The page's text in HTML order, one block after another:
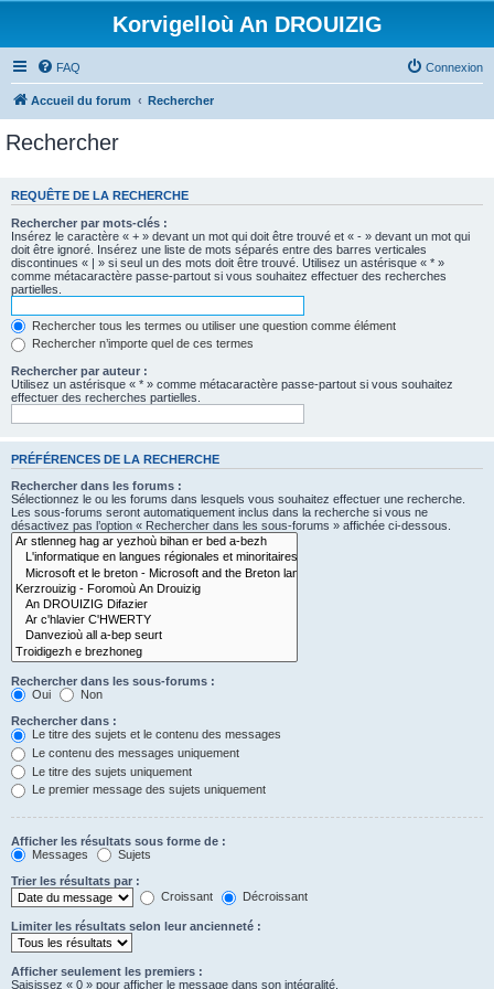
Korvigelloù An DROUIZIG
FAQ Connexion
Accueil du forum Rechercher
Rechercher
REQUÊTE DE LA RECHERCHE
Rechercher par mots-clés :
Insérez le caractère « + » devant un mot qui doit être trouvé et « - » devant un mot qui
doit être ignoré. Insérez une liste de mots séparés entre des barres verticales
discontinues « | » si seul un des mots doit être trouvé. Utilisez un astérisque « * »
comme métacaractère passe-partout si vous souhaitez effectuer des recherches
partielles.
Rechercher tous les termes ou utiliser une question comme élément
Rechercher n’importe quel de ces termes
Rechercher par auteur :
Utilisez un astérisque « * » comme métacaractère passe-partout si vous souhaitez
effectuer des recherches partielles.
PRÉFÉRENCES DE LA RECHERCHE
Rechercher dans les forums :
Sélectionnez le ou les forums dans lesquels vous souhaitez effectuer une recherche.
Les sous-forums seront automatiquement inclus dans la recherche si vous ne
désactivez pas l’option « Rechercher dans les sous-forums » affichée ci-dessous.
Rechercher dans les sous-forums :
Oui
Non
Rechercher dans :
Le titre des sujets et le contenu des messages
Le contenu des messages uniquement
Le titre des sujets uniquement
Le premier message des sujets uniquement
Afficher les résultats sous forme de :
Messages
Sujets
Trier les résultats par :
Croissant
Décroissant
Limiter les résultats selon leur ancienneté :
Afficher seulement les premiers :
Saisissez « 0 » pour afficher le message dans son intégralité.